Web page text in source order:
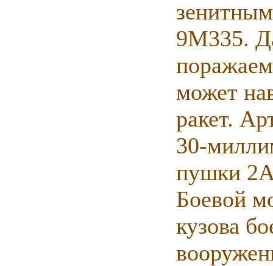
9М335.
может
ракет.
30-
пушки
Боевой
кузова